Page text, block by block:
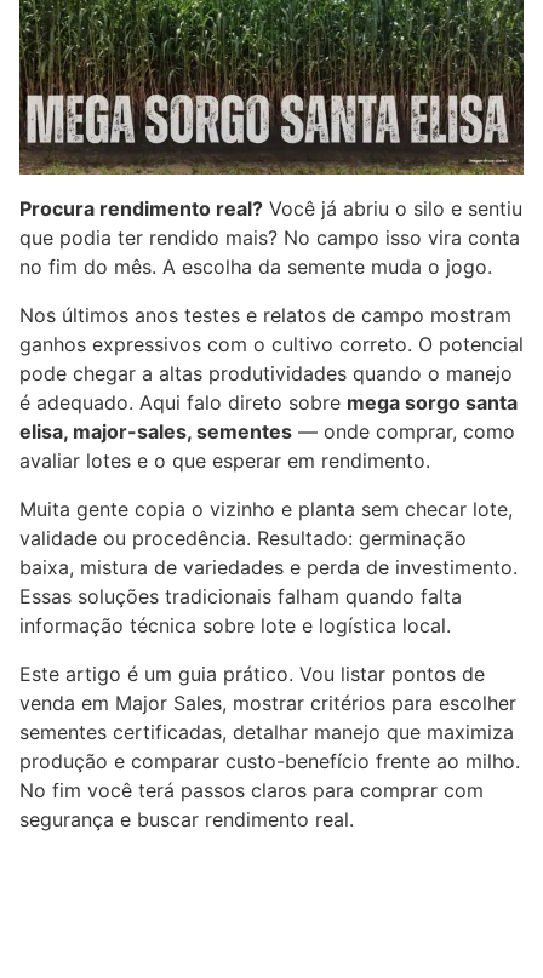
Procura rendimento real? Você já abriu o silo e sentiu
que podia ter rendido mais? No campo isso vira conta
no fim do mês. A escolha da semente muda o jogo.
Nos últimos anos testes e relatos de campo mostram
ganhos expressivos com o cultivo correto. O potencial
pode chegar a altas produtividades quando o manejo
é adequado. Aqui falo direto sobre mega sorgo santa
elisa, major-sales, sementes — onde comprar, como
avaliar lotes e o que esperar em rendimento.
Muita gente copia o vizinho e planta sem checar lote,
validade ou procedência. Resultado: germinação
baixa, mistura de variedades e perda de investimento.
Essas soluções tradicionais falham quando falta
informação técnica sobre lote e logística local.
Este artigo é um guia prático. Vou listar pontos de
venda em Major Sales, mostrar critérios para escolher
sementes certificadas, detalhar manejo que maximiza
produção e comparar custo-benefício frente ao milho.
No fim você terá passos claros para comprar com
segurança e buscar rendimento real.